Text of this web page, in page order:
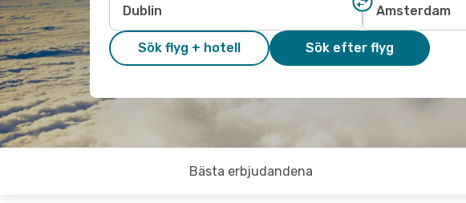
Sök flyg + hotell Sök efter flyg
Bästa erbjudandena